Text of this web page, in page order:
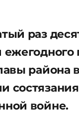
раз
района
войне.